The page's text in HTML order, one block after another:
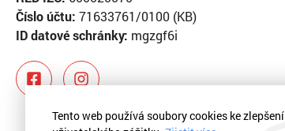
Číslo účtu: 71633761/0100 (KB)
ID datové schránky: mgzgf6i
Tento web používá soubory cookies ke zlepšení